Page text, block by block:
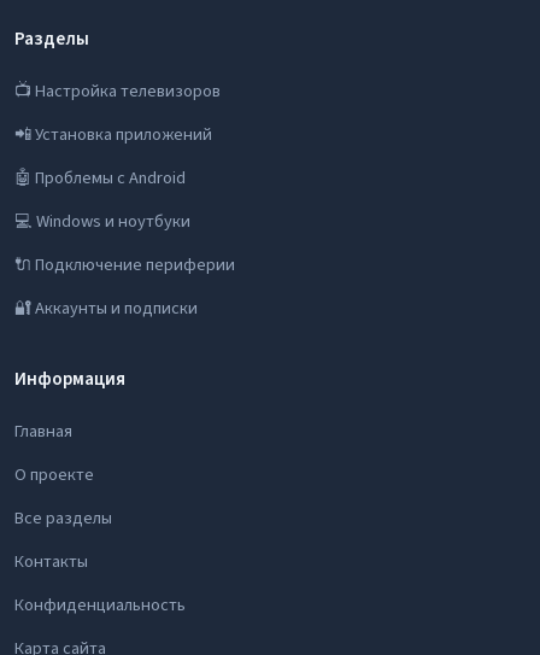
Разделы
📺 Настройка телевизоров
📲 Установка приложений
🤖 Проблемы с Android
💻 Windows и ноутбуки
🔌 Подключение периферии
🔐 Аккаунты и подписки
Информация
Главная
О проекте
Все разделы
Контакты
Конфиденциальность
Карта сайта